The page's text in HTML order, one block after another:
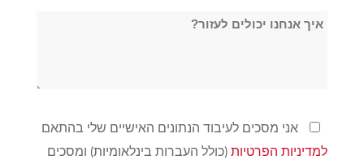
*
איך
מדיניות
פרטיות
אני מסכים לעיבוד הנתונים האישיים שלי בהתאם
למדיניות הפרטיות(כולל העברות בינלאומיות) ומסכים